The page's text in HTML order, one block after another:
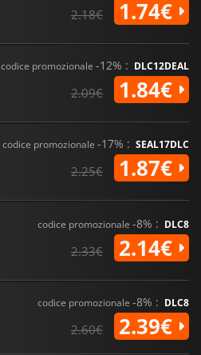
2.18€ 1.74€
codice promozionale -12% : DLC12DEAL
2.09€ 1.84€
codice promozionale -17% : SEAL17DLC
2.25€ 1.87€
codice promozionale -8% : DLC8
2.33€ 2.14€
codice promozionale -8% : DLC8
2.60€ 2.39€